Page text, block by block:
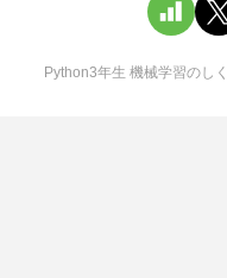
Python3年生 機械学習のし